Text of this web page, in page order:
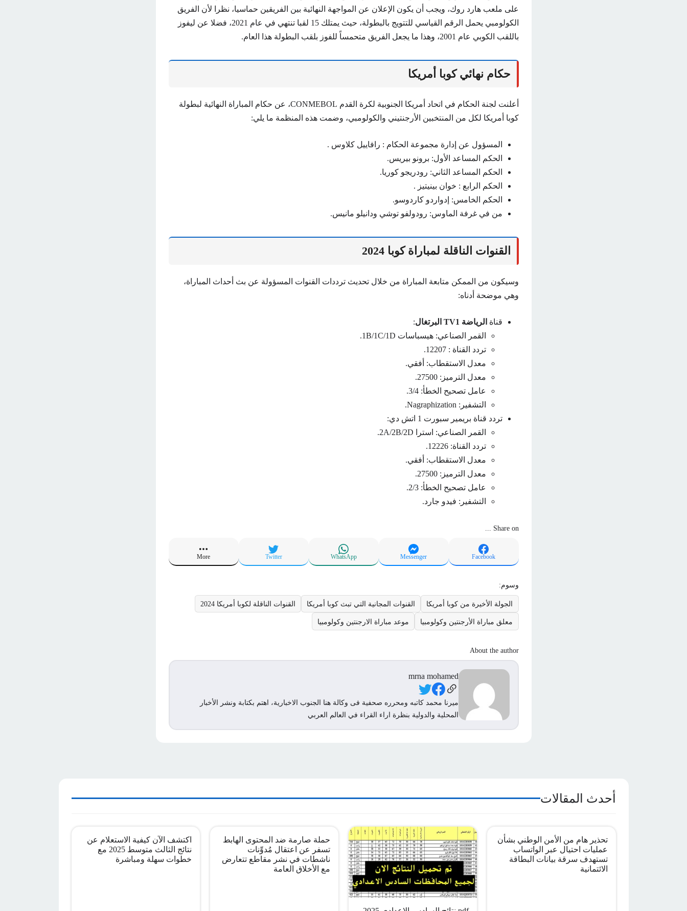
على ملعب هارد روك، ويجب أن يكون الإعلان عن المواجهة النهائية بين الفريقين حماسيا، نظرا لأن الفريق
الكولومبي يحمل الرقم القياسي للتتويج بالبطولة، حيث يمتلك 15 لقبا تنتهي في عام 2021، فضلا عن ليفوز
باللقب الكوبي عام 2001، وهذا ما يجعل الفريق متحمساً للفوز بلقب البطولة هذا العام.
حكام نهائي كوبا أمريكا
أعلنت لجنة الحكام في اتحاد أمريكا الجنوبية لكرة القدم CONMEBOL، عن حكام المباراة النهائية لبطولة
كوبا أمريكا لكل من المنتخبين الأرجنتيني والكولومبي، وضمت هذه المنظمة ما يلي:
المسؤول عن إدارة مجموعة الحكام : رافاييل كلاوس .
الحكم المساعد الأول: برونو بيريس.
الحكم المساعد الثاني: رودريجو كوريا.
الحكم الرابع : خوان بينيتيز .
الحكم الخامس: إدواردو كاردوسو.
من في غرفة الماوس: رودولفو توشي ودانيلو مانيس.
القنوات الناقلة لمباراة كوبا 2024
وسيكون من الممكن متابعة المباراة من خلال تحديث ترددات القنوات المسؤولة عن بث أحداث المباراة،
وهي موضحة أدناه:
قناة الرياضة TV1 البرتغال
:
القمر الصناعي: هيسباسات 1B/1C/1D.
تردد القناة : 12207.
معدل الاستقطاب: أفقي.
معدل الترميز: 27500.
عامل تصحيح الخطأ: 3/4.
التشفير: Nagraphization.
تردد قناة بريمير سبورت 1 اتش دي:
القمر الصناعي: استرا 2A/2B/2D.
تردد القناة: 12226.
معدل الاستقطاب: أفقي.
معدل الترميز: 27500.
عامل تصحيح الخطأ: 2/3.
التشفير: فيدو جارد.
Share on ...
Facebook
Messenger
WhatsApp
Twitter
More
وسوم:
الجولة الأخيرة من كوبا أمريكا القنوات المجانية التي تبث كوبا أمريكا القنوات الناقلة لكوبا أمريكا 2024
معلق مباراة الأرجنتين وكولومبيا موعد مباراة الارجنتين وكولومبيا
About the author
mrna mohamed
Social Links
ميرنا محمد كاتبه ومحرره صحفية فى وكالة هنا الجنوب الاخبارية، اهتم بكتابة ونشر الأخبار
المحلية والدولية بنظرة اراء القراء في العالم العربي
أحدث المقالات
تحذير هام من الأمن الوطني بشأن
عمليات احتيال عبر الواتساب
تستهدف سرقة بيانات البطاقة
الائتمانية
حملة صارمة ضد المحتوى الهابط
تسفر عن اعتقال مُدوِّنات
ناشطات في نشر مقاطع تتعارض
مع الأخلاق العامة
اكتشف الآن كيفية الاستعلام عن
نتائج الثالث متوسط 2025 مع
خطوات سهلة ومباشرة